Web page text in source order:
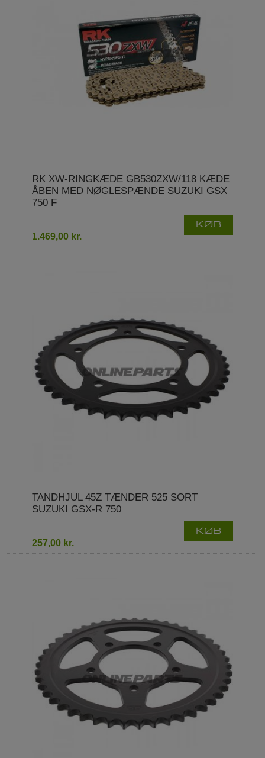
RK XW-RINGKÆDE GB530ZXW/118 KÆDE
ÅBEN MED NØGLESPÆNDE SUZUKI GSX
750 F
1.469,00 kr.
KØB
TANDHJUL 45Z TÆNDER 525 SORT
SUZUKI GSX-R 750
257,00 kr.
KØB